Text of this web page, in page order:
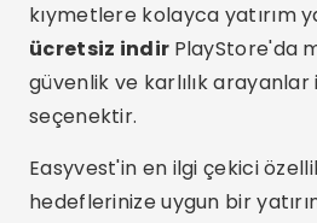
kıymetlere kolayca yatırım
ücretsiz indir PlayStore'da
güvenlik ve karlılık
seçenektir.
Easyvest'in en ilgi çekici
hedeflerinize uygun bir